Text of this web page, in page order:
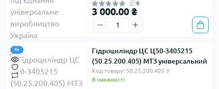
0
3 000.00 ₴
Хіт
Гідроциліндр ЦС Ц50-3405215
(50.25.200.405) МТЗ універсальний
Код товару: 50.25.200.405 У
В наявності